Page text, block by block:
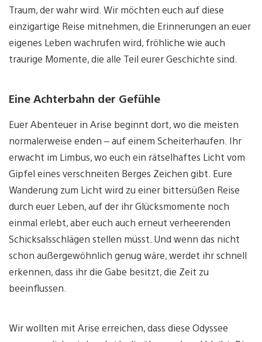
Traum, der wahr wird. Wir möchten euch auf diese
einzigartige Reise mitnehmen, die Erinnerungen an euer
eigenes Leben wachrufen wird, fröhliche wie auch
traurige Momente, die alle Teil eurer Geschichte sind.
Eine Achterbahn der Gefühle
Euer Abenteuer in Arise beginnt dort, wo die meisten
normalerweise enden – auf einem Scheiterhaufen. Ihr
erwacht im Limbus, wo euch ein rätselhaftes Licht vom
Gipfel eines verschneiten Berges Zeichen gibt. Eure
Wanderung zum Licht wird zu einer bittersüßen Reise
durch euer Leben, auf der ihr Glücksmomente noch
einmal erlebt, aber euch auch erneut verheerenden
Schicksalsschlägen stellen müsst. Und wenn das nicht
schon außergewöhnlich genug wäre, werdet ihr schnell
erkennen, dass ihr die Gabe besitzt, die Zeit zu
beeinflussen.
Wir wollten mit Arise erreichen, dass diese Odyssee